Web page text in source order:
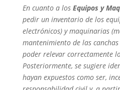
En cuanto a los Equipos y
pedir un inventario de los
electrónicos) y maquinarias
mantenimiento de las
poder relevar correctamente
Posteriormente, se sugiere
hayan expuestos como ser,